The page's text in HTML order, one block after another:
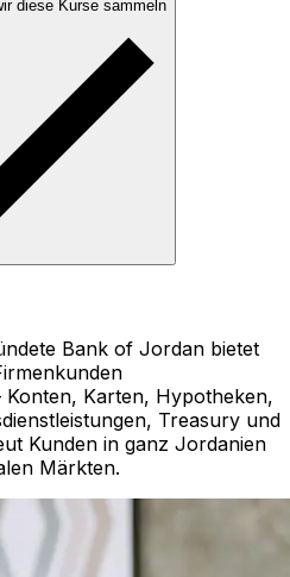
diese Kurse sammeln
Bank of Jordan bietet
Konten, Karten, Hypotheken,
Treasury und
Kunden in ganz Jordanien
Märkten.